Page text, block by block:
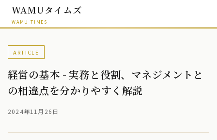
WAMUタイムズ
WAMU TIMES
ARTICLE
経営の基本 - 実務と役割、マネジメントと
の相違点を分かりやすく解説
2024年11月26日